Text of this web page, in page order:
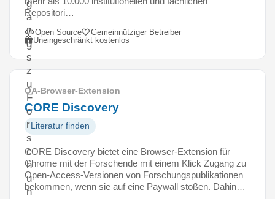
g
a
n
g
s
z
u
F
o
r
s
c
h
u
n
Repositori…
Open Source
Gemeinnütziger Betreiber
Uneingeschränkt kostenlos
OA-Browser-Extension
CORE Discovery
Literatur finden
CORE Discovery bietet eine Browser-Extension für
Chrome mit der Forschende mit einem Klick Zugang zu
Open-Access-Versionen von Forschungspublikationen
bekommen, wenn sie auf eine Paywall stoßen. Dahin…